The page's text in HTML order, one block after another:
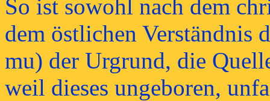
So ist sowohl nach dem
dem östlichen Verständnis
mu) der Urgrund, die
weil dieses ungeboren,